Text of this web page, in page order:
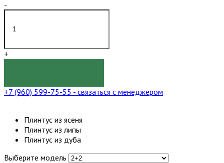
-
+
+7 (960) 599-75-55 - связаться с менеджером
Плинтус из ясеня
Плинтус из липы
Плинтус из дуба
Выберите модель